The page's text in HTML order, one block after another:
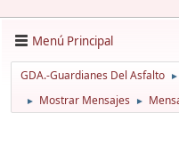
Menú Principal
GDA.-Guardianes Del Asfalto ►
► Mostrar Mensajes ►